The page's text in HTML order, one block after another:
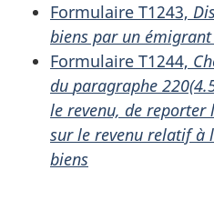
Formulaire T1243,
biens par un
Formulaire T1244,
du paragraphe
le revenu, de
sur le revenu relatif à
biens